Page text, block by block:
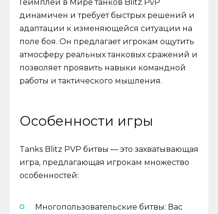
Геймплей в Мире танков Blitz PvP
динамичен и требует быстрых решений и
адаптации к изменяющейся ситуации на
поле боя. Он предлагает игрокам ощутить
атмосферу реальных танковых сражений и
позволяет проявить навыки командной
работы и тактического мышления.
Особенности игры
Tanks Blitz PVP битвы — это захватывающая
игра, предлагающая игрокам множество
особенностей:
Многопользовательские битвы: Вас